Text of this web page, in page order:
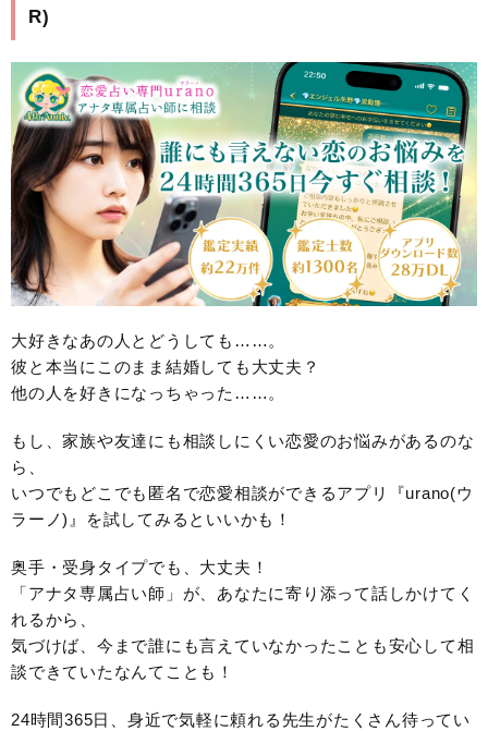
R)
大好きなあの人とどうしても……。
彼と本当にこのまま結婚しても大丈夫？
他の人を好きになっちゃった……。
もし、家族や友達にも相談しにくい恋愛のお悩みがあるのな
ら、
いつでもどこでも匿名で恋愛相談ができるアプリ『urano(ウ
ラーノ)』を試してみるといいかも！
奥手・受身タイプでも、大丈夫！
「アナタ専属占い師」が、あなたに寄り添って話しかけてく
れるから、
気づけば、今まで誰にも言えていなかったことも安心して相
談できていたなんてことも！
24時間365日、身近で気軽に頼れる先生がたくさん待ってい